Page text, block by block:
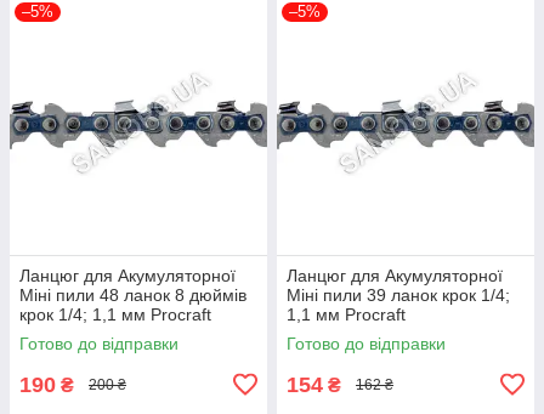
–5%
Ланцюг для Акумуляторної
Міні пили 48 ланок 8 дюймів
крок 1/4; 1,1 мм Procraft
Готово до відправки
190 ₴ 200 ₴
–5%
Ланцюг для Акумуляторної
Міні пили 39 ланок крок 1/4;
1,1 мм Procraft
Готово до відправки
154 ₴ 162 ₴